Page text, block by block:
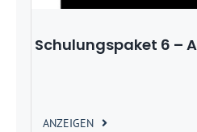
Schulungspaket 6 –
ANZEIGEN